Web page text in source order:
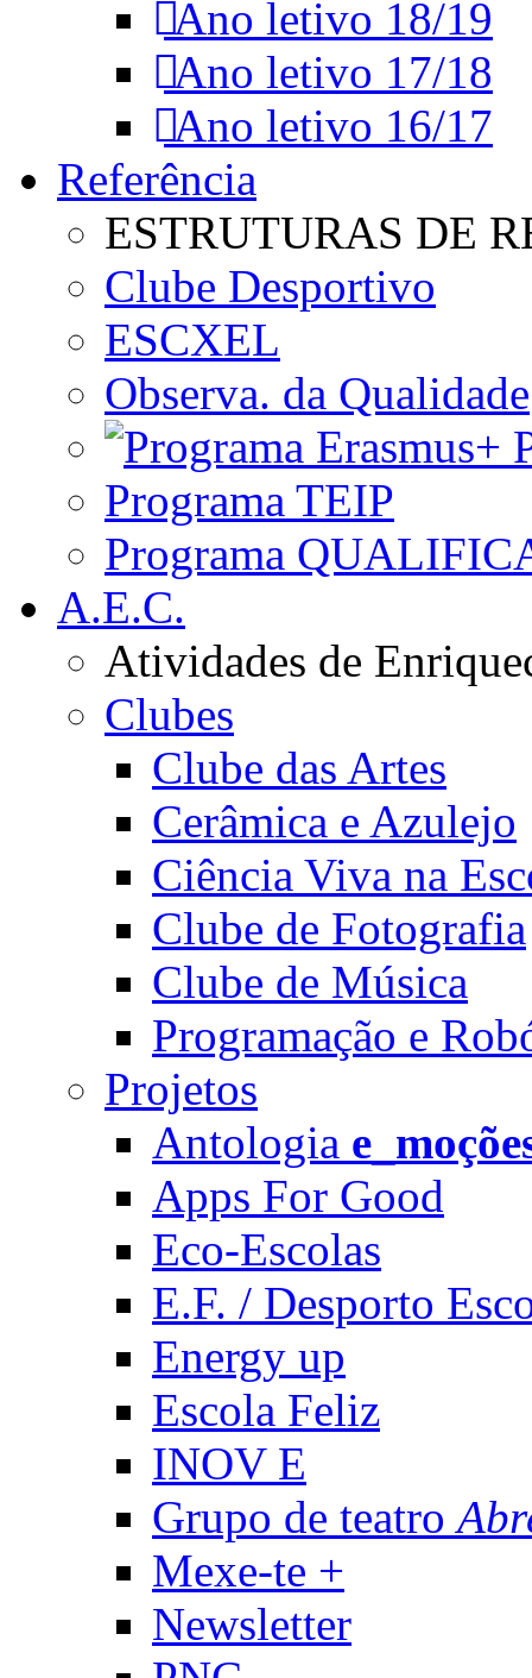
Ano letivo 18/19
Ano letivo 17/18
Ano letivo 16/17
Referência
ESTRUTURAS DE
Clube Desportivo
ESCXEL
Observa. da Qualidade
Programa TEIP
Programa
A.E.C.
Atividades de
Clubes
Clube das Artes
Cerâmica e Azulejo
Ciência Viva na
Clube de Fotografia
Clube de Música
Programação e
Projetos
Antologia
Apps For Good
Eco-Escolas
E.F. / Desporto
Energy up
Escola Feliz
INOV E
Grupo de teatro
Mexe-te +
Newsletter